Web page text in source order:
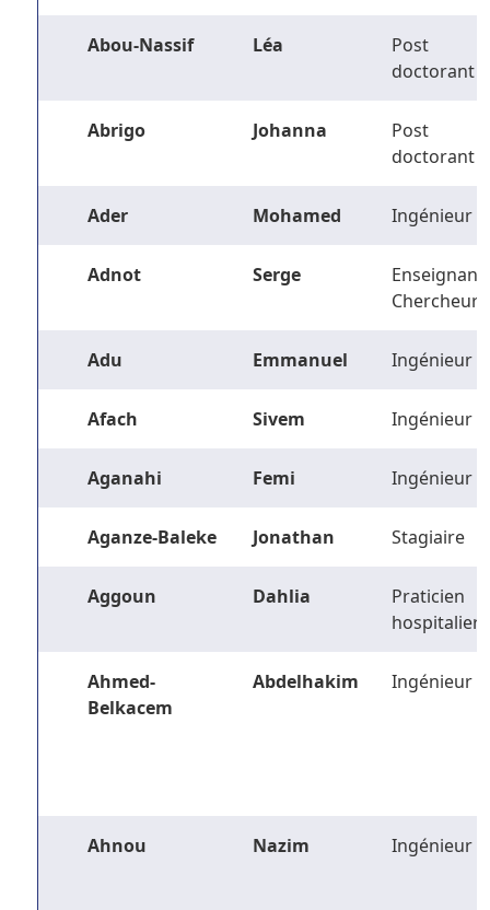
Abou-Nassif Léa
Post
doctorant
Abrigo Johanna
Post
doctorant
Ader Mohamed Ingénieur
Adnot Serge
Enseignant-
Chercheur
Adu Emmanuel Ingénieur
Afach Sivem Ingénieur
Aganahi Femi Ingénieur
Aganze-Baleke Jonathan Stagiaire
Aggoun Dahlia
Praticien
hospitalier
Ahmed-
Belkacem
Abdelhakim Ingénieur
Ahnou Nazim Ingénieur